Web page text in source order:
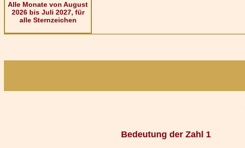
Alle Monate von August
2026 bis Juli 2027, für
alle Sternzeichen
Bedeutung der Zahl 1